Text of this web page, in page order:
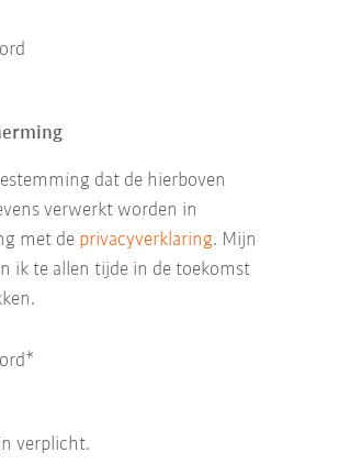
dat de hierboven
verwerkt worden in
met de privacyverklaring. Mijn
ik te allen tijde in de toekomst
verplicht.